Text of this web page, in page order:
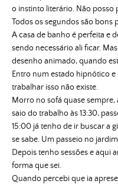
o instinto literário. Não
Todos os segundos são bons
A casa de banho é perfeita e
sendo necessário ali ficar.
desenho animado, quando
Entro num estado hipnótico e
trabalhar isso não existe.
Morro no sofá quase
saio do trabalho às 13:30,
15:00 já tenho de ir buscar a
se sabe. Um passeio no
Depois tenho sessões e aqui
forma que sei.
Quando percebi que ia